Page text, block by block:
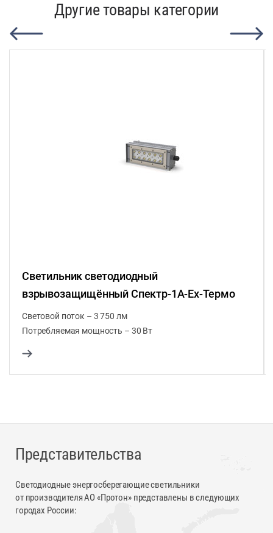
Другие товары категории
Светильник светодиодный
взрывозащищённый Спектр-1А-Ex-Термо
Световой поток – 3 750 лм
Потребляемая мощность – 30 Вт
Представительства
Светодиодные энергосберегающие светильники
от производителя АО «Протон» представлены в следующих
городах России: